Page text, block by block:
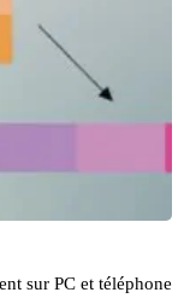
sur PC et téléphone